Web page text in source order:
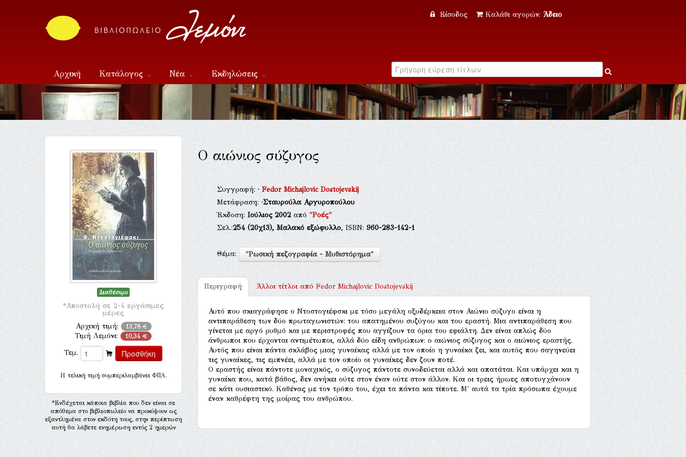
Είσοδος Καλάθι αγορών: Άδειο
Αρχική Κατάλογος Νέα Εκδηλώσεις
Επικοινωνία
Διαθέσιμο
*Αποστολή σε 2-4 εργάσιμες
μέρες
Αρχική τιμή: 13,78 €
Τιμή Λεμόνι: 10,34 €
Τεμ.
H τελική τιμή συμπεριλαμβάνει ΦΠΑ.
*Ενδέχεται κάποια βιβλία που δεν είναι σε
απόθεμα στο βιβλιοπωλείο να προκύψουν ως
εξαντλημένα στον εκδότη τους, στην περίπτωση
αυτή θα λάβετε ενημέρωση εντός 2 ημερών
Ο αιώνιος σύζυγος
Συγγραφή:·Fedor Michajlovic Dostojevskij
Μετάφραση:·Σταυρούλα Αργυροπούλου
Έκδοση:Ιούλιος 2002από"Ροές"
Σελ.:254(20χ13), Μαλακό εξώφυλλο, ISBN:960-283-142-1
Θέμα: "Ρωσική πεζογραφία - Μυθιστόρημα"
Περιγραφή Άλλοι τίτλοι απόFedor Michajlovic Dostojevskij
Αυτό που σκιαγράφησε ο Ντοστογιέφσκι με τόσο μεγάλη οξυδέρκεια στον Αιώνιο σύζυγο είναι η
αντιπαράθεση των δύο πρωταγωνιστών: του απατημένου συζύγου και του εραστή. Μια αντιπαράθεση που
γίνεται με αργό ρυθμό και με περιστροφές που αγγίζουν τα όρια του εφιάλτη. Δεν είναι απλώς δύο
άνθρωποι που έρχονται αντιμέτωποι, αλλά δύο είδη ανθρώπων: ο αιώνιος σύζυγος και ο αιώνιος εραστής.
Αυτός που είναι πάντα σκλάβος μιας γυναίκας αλλά με τον οποίο η γυναίκα ζει, και αυτός που σαγηνεύει
τις γυναίκες, τις εμπνέει, αλλά με τον οποίο οι γυναίκες δεν ζουν ποτέ.
Ο εραστής είναι πάντοτε μοναχικός, ο σύζυγος πάντοτε συνοδεύεται αλλά και απατάται. Και υπάρχει και η
γυναίκα που, κατά βάθος, δεν ανήκει ούτε στον έναν ούτε στον άλλον. Και οι τρεις ήρωες αποτυγχάνουν
σε κάτι ουσιαστικό. Καθένας με τον τρόπο του, έχει τα πάντα και τίποτε. Μ' αυτά τα τρία πρόσωπα έχουμε
έναν καθρέφτη της μοίρας του ανθρώπου.